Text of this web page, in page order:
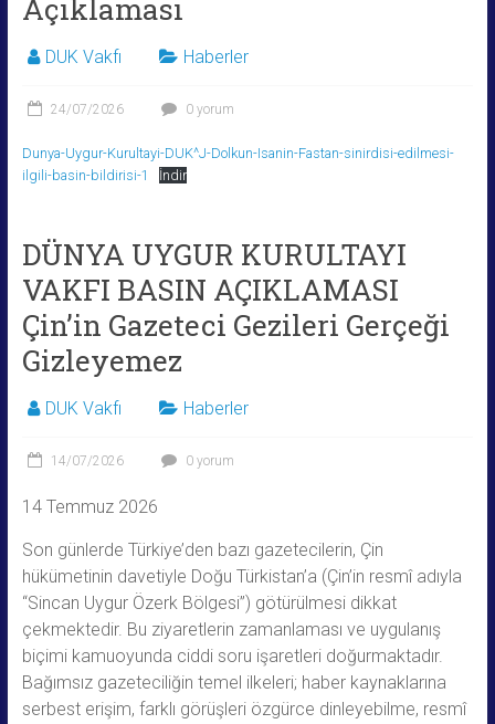
Açıklaması
DUK Vakfı Haberler
24/07/2026 0 yorum
Dunya-Uygur-Kurultayi-DUK^J-Dolkun-Isanin-Fastan-sinirdisi-edilmesi-
ilgili-basin-bildirisi-1
İndir
DÜNYA UYGUR KURULTAYI
VAKFI BASIN AÇIKLAMASI
Çin’in Gazeteci Gezileri Gerçeği
Gizleyemez
DUK Vakfı Haberler
14/07/2026 0 yorum
14 Temmuz 2026
Son günlerde Türkiye’den bazı gazetecilerin, Çin
hükümetinin davetiyle Doğu Türkistan’a (Çin’in resmî adıyla
“Sincan Uygur Özerk Bölgesi”) götürülmesi dikkat
çekmektedir. Bu ziyaretlerin zamanlaması ve uygulanış
biçimi kamuoyunda ciddi soru işaretleri doğurmaktadır.
Bağımsız gazeteciliğin temel ilkeleri; haber kaynaklarına
serbest erişim, farklı görüşleri özgürce dinleyebilme, resmî